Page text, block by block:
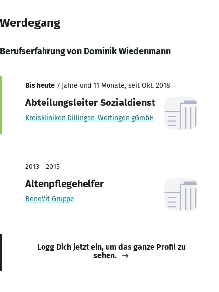
Werdegang
Berufserfahrung von Dominik Wiedenmann
Bis heute 7 Jahre und 11 Monate, seit Okt. 2018
Abteilungsleiter Sozialdienst
Kreiskliniken Dillingen-Wertingen gGmbH
2013 - 2015
Altenpflegehelfer
BeneVit Gruppe
Logg Dich jetzt ein, um das ganze Profil zu
sehen.